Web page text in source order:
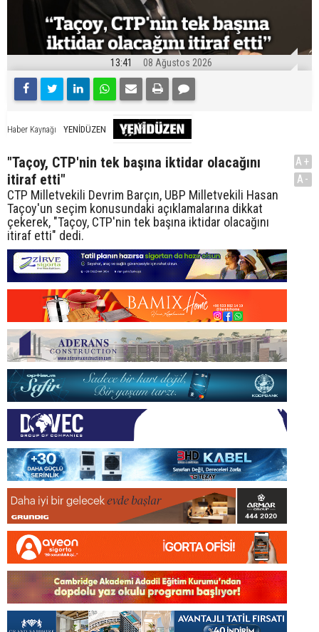
13:41 08 Ağustos 2026
Haber Kaynağı YENİDÜZEN
"Taçoy, CTP'nin tek başına iktidar olacağını
itiraf etti"
CTP Milletvekili Devrim Barçın, UBP Milletvekili Hasan
Taçoy'un seçim konusundaki açıklamalarına dikkat
çekerek, "Taçoy, CTP'nin tek başına iktidar olacağını
itiraf etti" dedi.
A+
A-